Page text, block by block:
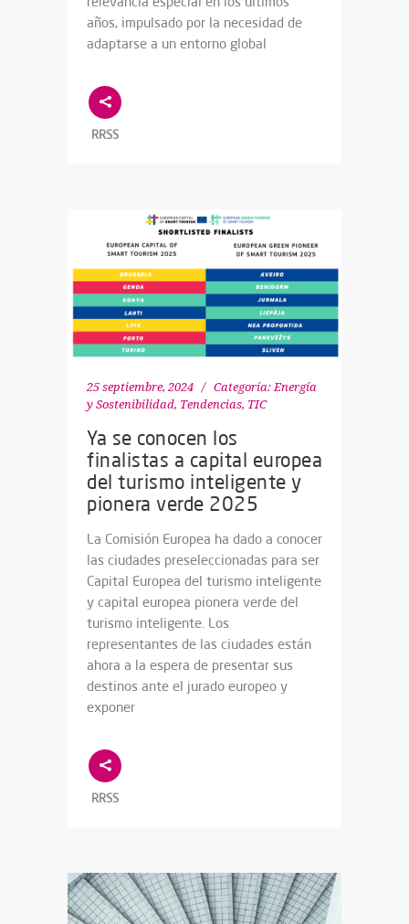
años, impulsado por la necesidad de
adaptarse a un entorno global
RRSS
25 septiembre, 2024 Categoría: Energía
y Sostenibilidad, Tendencias, TIC
Ya se conocen los
finalistas a capital europea
del turismo inteligente y
pionera verde 2025
La Comisión Europea ha dado a conocer
las ciudades preseleccionadas para ser
Capital Europea del turismo inteligente
y capital europea pionera verde del
turismo inteligente. Los
representantes de las ciudades están
ahora a la espera de presentar sus
destinos ante el jurado europeo y
exponer
RRSS